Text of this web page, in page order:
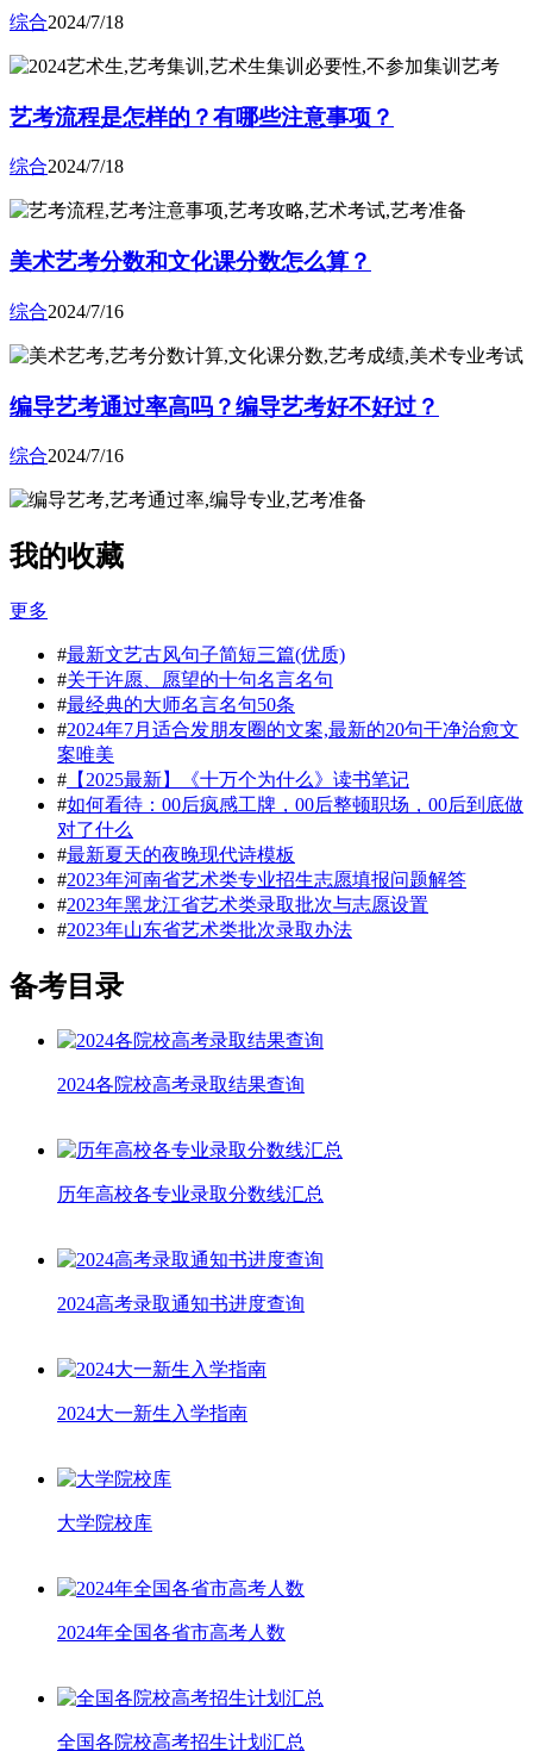
综合2024/7/18
艺考流程是怎样的？有哪些注意事项？
综合2024/7/18
美术艺考分数和文化课分数怎么算？
综合2024/7/16
编导艺考通过率高吗？编导艺考好不好过？
综合2024/7/16
我的收藏
更多
#最新文艺古风句子简短三篇(优质)
#关于许愿、愿望的十句名言名句
#最经典的大师名言名句50条
#2024年7月适合发朋友圈的文案,最新的20句干净治愈文
案唯美
# 【2025最新】《十万个为什么》读书笔记
#如何看待：00后疯感工牌，00后整顿职场，00后到底做
对了什么
#最新夏天的夜晚现代诗模板
#2023年河南省艺术类专业招生志愿填报问题解答
#2023年黑龙江省艺术类录取批次与志愿设置
#2023年山东省艺术类批次录取办法
备考目录
2024各院校高考录取结果查询
历年高校各专业录取分数线汇总
2024高考录取通知书进度查询
2024大一新生入学指南
大学院校库
2024年全国各省市高考人数
全国各院校高考招生计划汇总